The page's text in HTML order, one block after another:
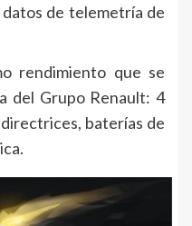
de telemetría de
rendimiento que se
del Grupo Renault: 4
baterías de